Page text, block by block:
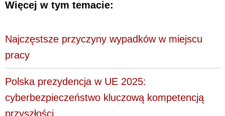
Więcej w tym temacie:
Najczęstsze przyczyny wypadków w miejscu
pracy
Polska prezydencja w UE 2025:
cyberbezpieczeństwo kluczową kompetencją
przyszłości